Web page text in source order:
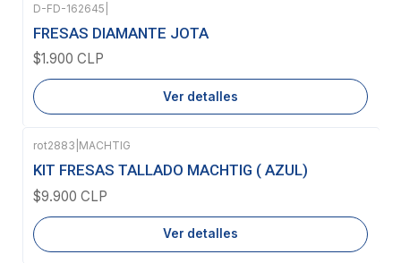
Agotado
D-FD-162645
FRESAS DIAMANTE JOTA
$1.900 CLP
Ver detalles
Agotado
rot2883 MACHTIG
KIT FRESAS TALLADO MACHTIG ( AZUL)
$9.900 CLP
Ver detalles